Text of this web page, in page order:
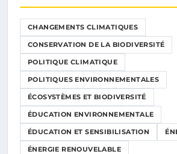
CHANGEMENTS CLIMATIQUES
CONSERVATION DE LA BIODIVERSITÉ
POLITIQUE CLIMATIQUE
POLITIQUES ENVIRONNEMENTALES
ÉCOSYSTÈMES ET BIODIVERSITÉ
ÉDUCATION ENVIRONNEMENTALE
ÉDUCATION ET SENSIBILISATION
ÉNERGIE RENOUVELABLE